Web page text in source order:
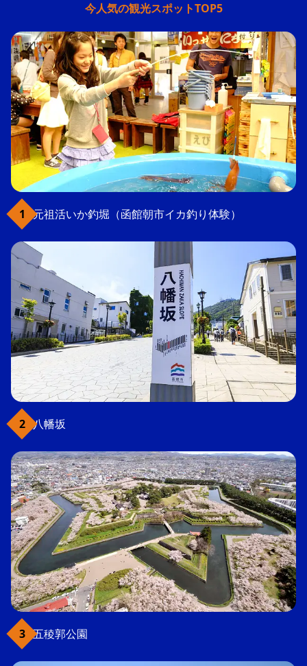
今人気の観光スポットTOP5
元祖活いか釣堀（函館朝市イカ釣り体験）
八幡坂
五稜郭公園